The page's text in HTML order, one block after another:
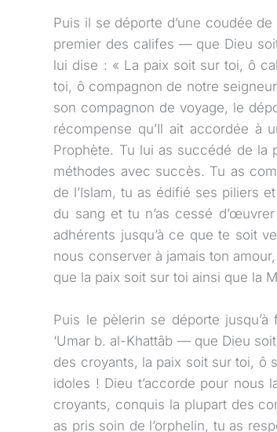
Puis il se déporte d’une coudée
premier des califes — que Dieu
lui dise : « La paix soit sur toi, ô
toi, ô compagnon de notre
son compagnon de voyage, le
récompense qu’Il ait accordée à
Prophète. Tu lui as succédé de la
méthodes avec succès. Tu as
de l’Islam, tu as édifié ses piliers
du sang et tu n’as cessé
adhérents jusqu’à ce que te soit
nous conserver à jamais ton
que la paix soit sur toi ainsi que la
Puis le pèlerin se déporte
‘Umar b. al-Khattâb — que Dieu
des croyants, la paix soit sur toi, ô
idoles ! Dieu t’accorde pour nous
croyants, conquis la plupart des
as pris soin de l’orphelin, tu as